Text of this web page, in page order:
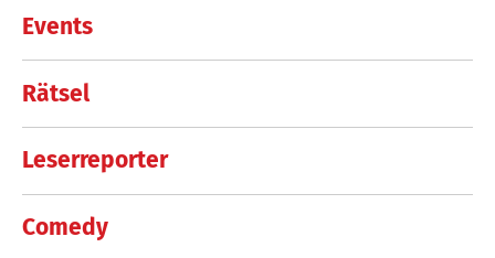
Events
Rätsel
Leserreporter
Comedy